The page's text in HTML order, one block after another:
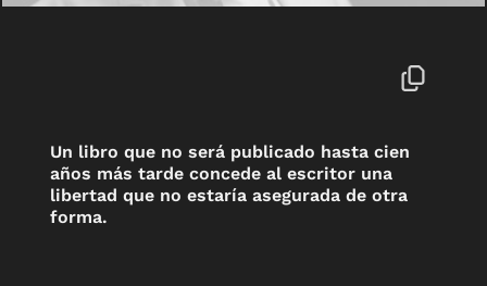
Un libro que no será publicado hasta cien
años más tarde concede al escritor una
libertad que no estaría asegurada de otra
forma.